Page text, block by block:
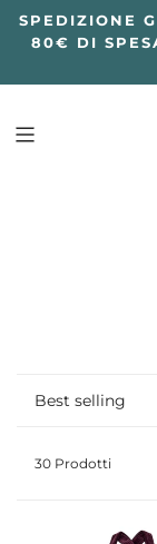
SPEDIZIONE
80€ DI
Best selling
30 Prodotti